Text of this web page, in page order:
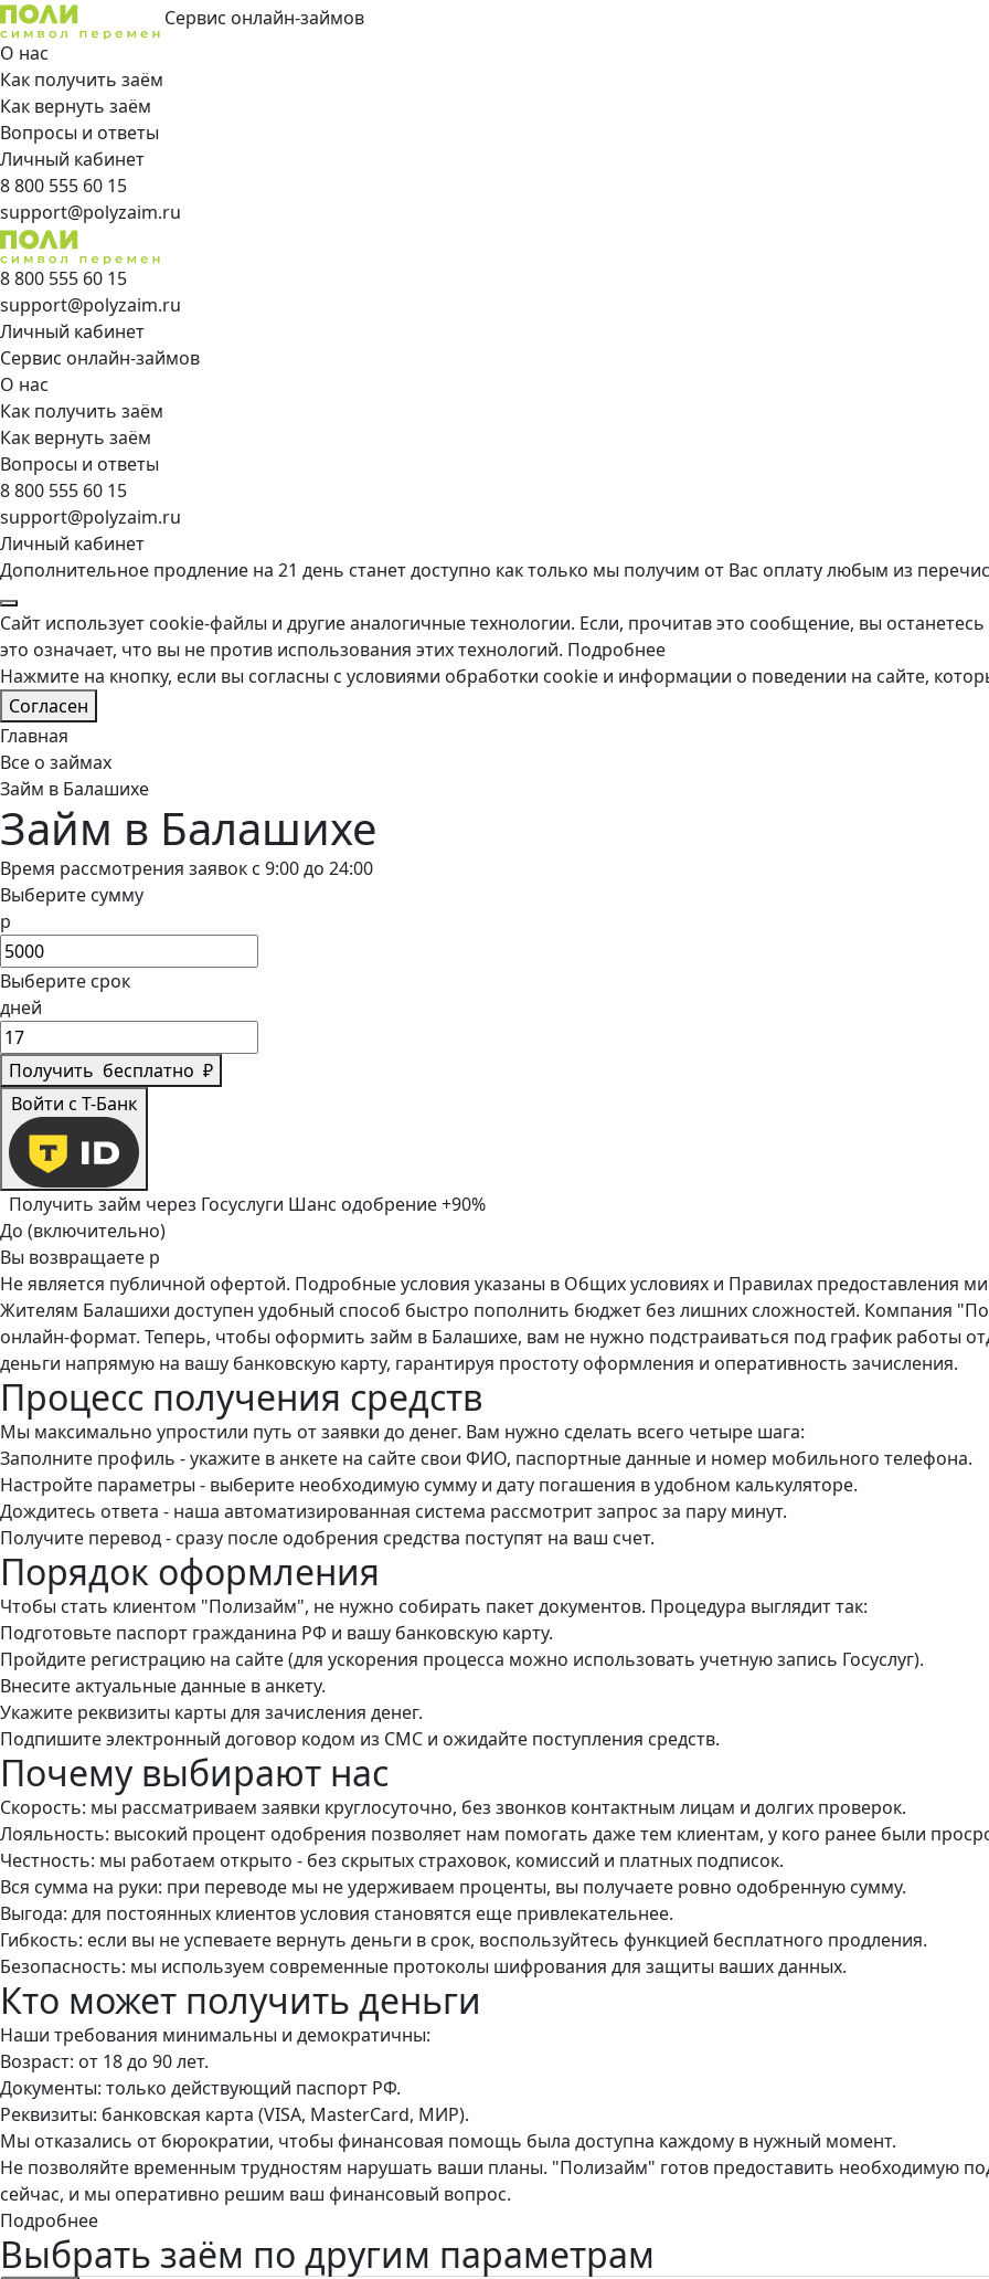
Сервис онлайн-займов
О нас
Как получить заём
Как вернуть заём
Вопросы и ответы
Личный кабинет
8 800 555 60 15
support@polyzaim.ru
8 800 555 60 15
support@polyzaim.ru
Личный кабинет
Сервис онлайн-займов
О нас
Как получить заём
Как вернуть заём
Вопросы и ответы
8 800 555 60 15
support@polyzaim.ru
Личный кабинет
Дополнительное продление на 21 день станет доступно как только мы получим от Вас оплату любым из
Сайт использует cookie-файлы и другие аналогичные технологии. Если, прочитав это сообщение, вы останетесь
это означает, что вы не против использования этих технологий. Подробнее
Нажмите на кнопку, если вы согласны с условиями обработки cookie и информации о поведении на сайте,
Согласен
Главная
Все о займах
Займ в Балашихе
Займ в Балашихе
Время рассмотрения заявок с 9:00 до 24:00
Выберите сумму
р
Выберите срок
дней
Получить бесплатно ₽
Войти с Т-Банк
Получить займ через Госуслуги Шанс одобрение +90%
До (включительно)
Вы возвращаете р
Не является публичной офертой. Подробные условия указаны в Общих условиях и Правилах предоставления
Жителям Балашихи доступен удобный способ быстро пополнить бюджет без лишних сложностей. Компания
онлайн-формат. Теперь, чтобы оформить займ в Балашихе, вам не нужно подстраиваться под график работы
деньги напрямую на вашу банковскую карту, гарантируя простоту оформления и оперативность зачисления.
Процесс получения средств
Мы максимально упростили путь от заявки до денег. Вам нужно сделать всего четыре шага:
Заполните профиль - укажите в анкете на сайте свои ФИО, паспортные данные и номер мобильного телефона.
Настройте параметры - выберите необходимую сумму и дату погашения в удобном калькуляторе.
Дождитесь ответа - наша автоматизированная система рассмотрит запрос за пару минут.
Получите перевод - сразу после одобрения средства поступят на ваш счет.
Порядок оформления
Чтобы стать клиентом "Полизайм", не нужно собирать пакет документов. Процедура выглядит так:
Подготовьте паспорт гражданина РФ и вашу банковскую карту.
Пройдите регистрацию на сайте (для ускорения процесса можно использовать учетную запись Госуслуг).
Внесите актуальные данные в анкету.
Укажите реквизиты карты для зачисления денег.
Подпишите электронный договор кодом из СМС и ожидайте поступления средств.
Почему выбирают нас
Скорость: мы рассматриваем заявки круглосуточно, без звонков контактным лицам и долгих проверок.
Лояльность: высокий процент одобрения позволяет нам помогать даже тем клиентам, у кого ранее были
Честность: мы работаем открыто - без скрытых страховок, комиссий и платных подписок.
Вся сумма на руки: при переводе мы не удерживаем проценты, вы получаете ровно одобренную сумму.
Выгода: для постоянных клиентов условия становятся еще привлекательнее.
Гибкость: если вы не успеваете вернуть деньги в срок, воспользуйтесь функцией бесплатного продления.
Безопасность: мы используем современные протоколы шифрования для защиты ваших данных.
Кто может получить деньги
Наши требования минимальны и демократичны:
Возраст: от 18 до 90 лет.
Документы: только действующий паспорт РФ.
Реквизиты: банковская карта (VISA, MasterCard, МИР).
Мы отказались от бюрократии, чтобы финансовая помощь была доступна каждому в нужный момент.
Не позволяйте временным трудностям нарушать ваши планы. "Полизайм" готов предоставить необходимую
сейчас, и мы оперативно решим ваш финансовый вопрос.
Подробнее
Выбрать заём по другим параметрам